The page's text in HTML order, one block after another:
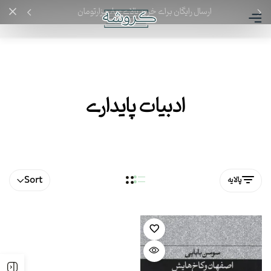
ارسال رایگان برای خرید بالای ۸۰۰ هزارتومان
ادبیات پایداری
پالایه Sort